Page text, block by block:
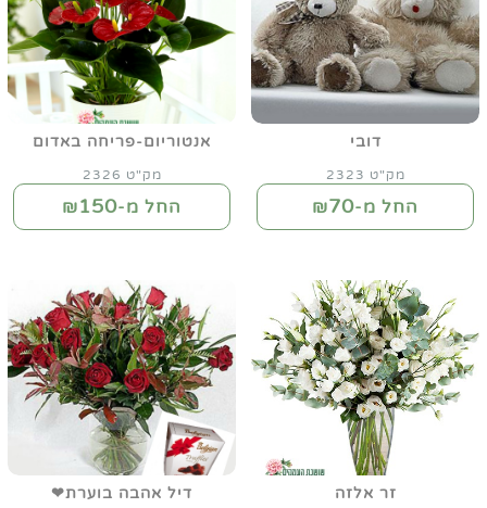
דובי
מק"ט 2323
החל מ-₪70
אנטוריום-פריחה באדום
מק"ט 2326
החל מ-₪150
זר אלזה דיל אהבה בוערת❤